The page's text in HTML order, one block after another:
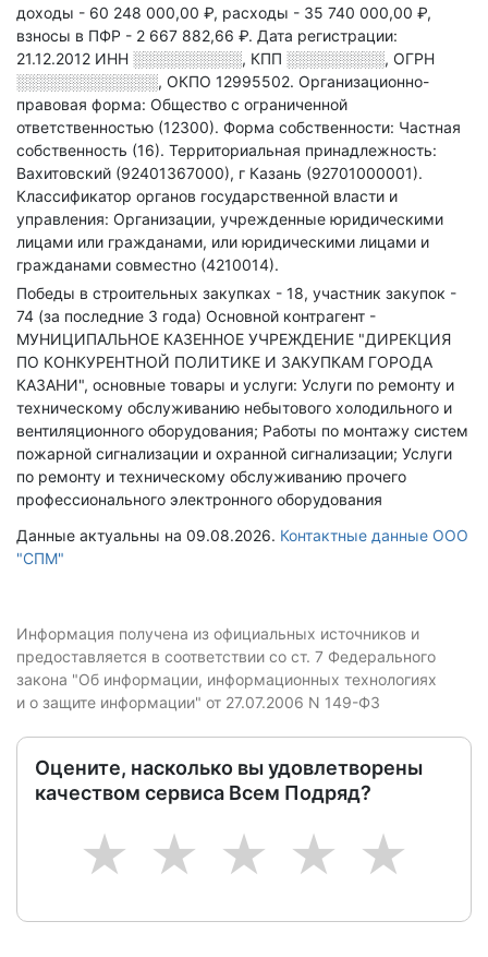
доходы - 60 248 000,00 ₽, расходы - 35 740 000,00 ₽,
взносы в ПФР - 2 667 882,66 ₽. Дата регистрации:
21.12.2012 ИНН ░░░░░░░░░░, КПП ░░░░░░░░░, ОГРН
░░░░░░░░░░░░░, ОКПО 12995502. Организационно-
правовая форма: Общество с ограниченной
ответственностью (12300). Форма собственности: Частная
собственность (16). Территориальная принадлежность:
Вахитовский (92401367000), г Казань (92701000001).
Классификатор органов государственной власти и
управления: Организации, учрежденные юридическими
лицами или гражданами, или юридическими лицами и
гражданами совместно (4210014).
Победы в строительных закупках - 18, участник закупок -
74 (за последние 3 года) Основной контрагент -
МУНИЦИПАЛЬНОЕ КАЗЕННОЕ УЧРЕЖДЕНИЕ "ДИРЕКЦИЯ
ПО КОНКУРЕНТНОЙ ПОЛИТИКЕ И ЗАКУПКАМ ГОРОДА
КАЗАНИ", основные товары и услуги: Услуги по ремонту и
техническому обслуживанию небытового холодильного и
вентиляционного оборудования; Работы по монтажу систем
пожарной сигнализации и охранной сигнализации; Услуги
по ремонту и техническому обслуживанию прочего
профессионального электронного оборудования
Данные актуальны на 09.08.2026. Контактные данные ООО
"СПМ"
Информация получена из официальных источников и
предоставляется в соответствии со ст. 7 Федерального
закона "Об информации, информационных технологиях
и о защите информации" от 27.07.2006 N 149-ФЗ
Оцените, насколько вы удовлетворены
качеством сервиса Всем Подряд?
5
4
3
2
1